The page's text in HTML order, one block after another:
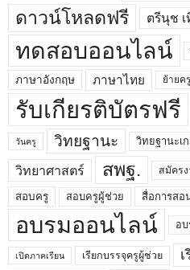
ดาวน์โหลดฟรี ตรีนุช
ทดสอบออนไลน์
ภาษาอังกฤษ ภาษาไทย ย้ายครู
รับเกียรติบัตรฟรี
วันครู วิทยฐานะ วิทยฐานะ
วิทยาศาสตร์ สพฐ. สมัคร
สอบครู สอบครูผู้ช่วย สื่อการสอ
อบรมออนไลน์ อ
เปิดภาคเรียน เรียกบรรจุครูผู้ช่วย